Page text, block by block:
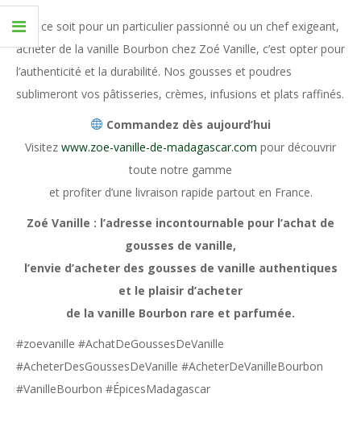
Que ce soit pour un particulier passionné ou un chef exigeant,
acheter de la vanille Bourbon chez Zoé Vanille, c’est opter pour
l’authenticité et la durabilité. Nos gousses et poudres
sublimeront vos pâtisseries, crèmes, infusions et plats raffinés.
Commandez dès aujourd’hui
Visitez www.zoe-vanille-de-madagascar.com pour découvrir
toute notre gamme
et profiter d’une livraison rapide partout en France.
Zoé Vanille : l’adresse incontournable pour l’achat de
gousses de vanille,
l’envie d’acheter des gousses de vanille authentiques
et le plaisir d’acheter
de la vanille Bourbon rare et parfumée.
#zoevanille #AchatDeGoussesDeVanille
#AcheterDesGoussesDeVanille #AcheterDeVanilleBourbon
#VanilleBourbon #ÉpicesMadagascar